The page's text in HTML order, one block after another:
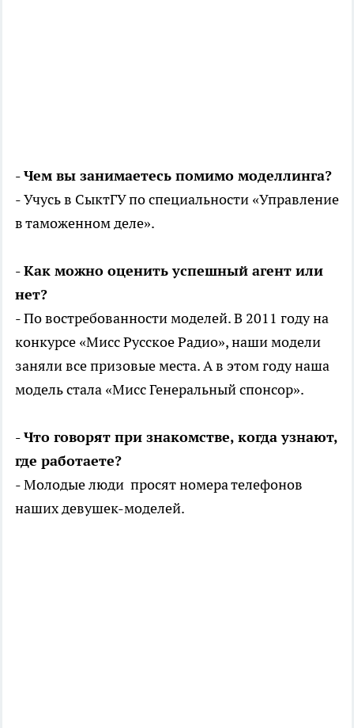
- Чем вы занимаетесь помимо моделлинга?
- Учусь в СыктГУ по специальности «Управление
в таможенном деле».
- Как можно оценить успешный агент или
нет?
- По востребованности моделей. В 2011 году на
конкурсе «Мисс Русское Радио», наши модели
заняли все призовые места. А в этом году наша
модель стала «Мисс Генеральный спонсор».
- Что говорят при знакомстве, когда узнают,
где работаете?
- Молодые люди просят номера телефонов
наших девушек-моделей.